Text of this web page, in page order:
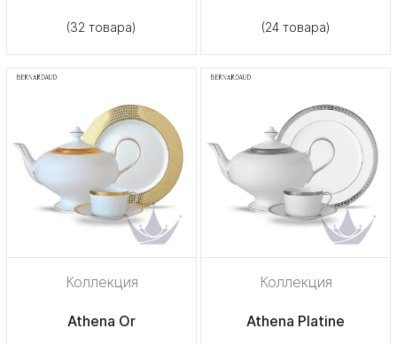
(32 товара) (24 товара)
Коллекция
Athena Or
Коллекция
Athena Platine